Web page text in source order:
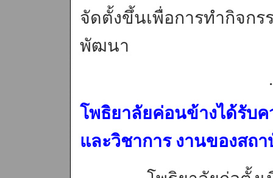
จัดตั้งขึ้นเพื่อการทำกิจก
พัฒนา
โพธิยาลัยค่อนข้างได้รับ
และวิชาการ งานของสถา